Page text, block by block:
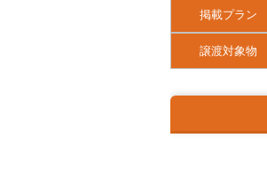
掲載プラン
譲渡対象物